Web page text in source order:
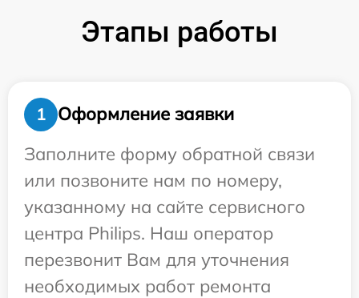
Этапы работы
1
Оформление заявки
Заполните форму обратной связи
или позвоните нам по номеру,
указанному на сайте сервисного
центра Philips. Наш оператор
перезвонит Вам для уточнения
необходимых работ ремонта